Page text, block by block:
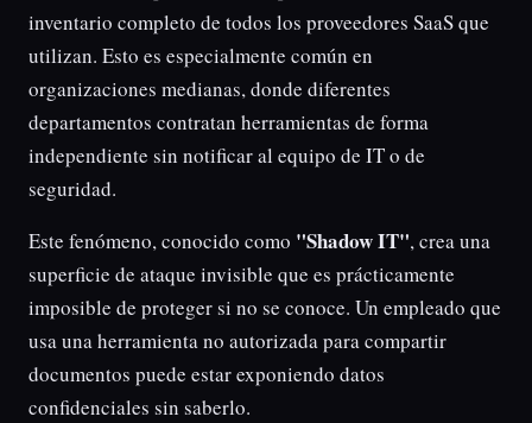
inventario completo de todos los proveedores SaaS que
utilizan. Esto es especialmente común en
organizaciones medianas, donde diferentes
departamentos contratan herramientas de forma
independiente sin notificar al equipo de IT o de
seguridad.
Este fenómeno, conocido como "Shadow IT", crea una
superficie de ataque invisible que es prácticamente
imposible de proteger si no se conoce. Un empleado que
usa una herramienta no autorizada para compartir
documentos puede estar exponiendo datos
confidenciales sin saberlo.